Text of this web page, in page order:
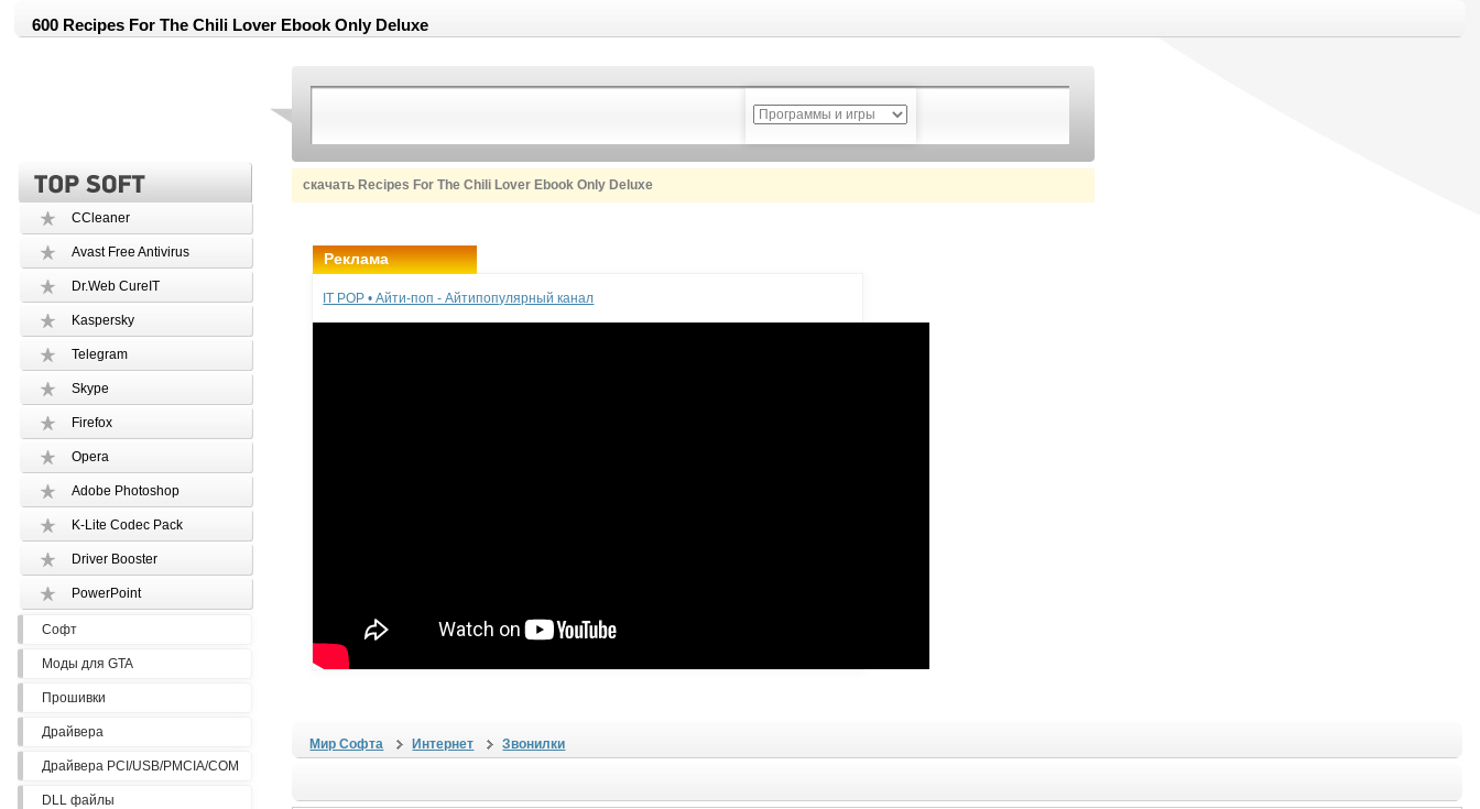
600 Recipes For The Chili Lover Ebook Only Deluxe
скачать Recipes For The Chili Lover Ebook Only Deluxe
CCleaner
Avast Free Antivirus
Dr.Web CureIT
Kaspersky
Telegram
Skype
Firefox
Opera
Adobe Photoshop
K-Lite Codec Pack
Driver Booster
PowerPoint
Софт
Моды для GTA
Прошивки
Драйвера
Драйвера PCI/USB/PMCIA/COM
DLL файлы
Реклама
IT POP • Айти-поп - Айтипопулярный канал
Мир Софта Интернет Звонилки